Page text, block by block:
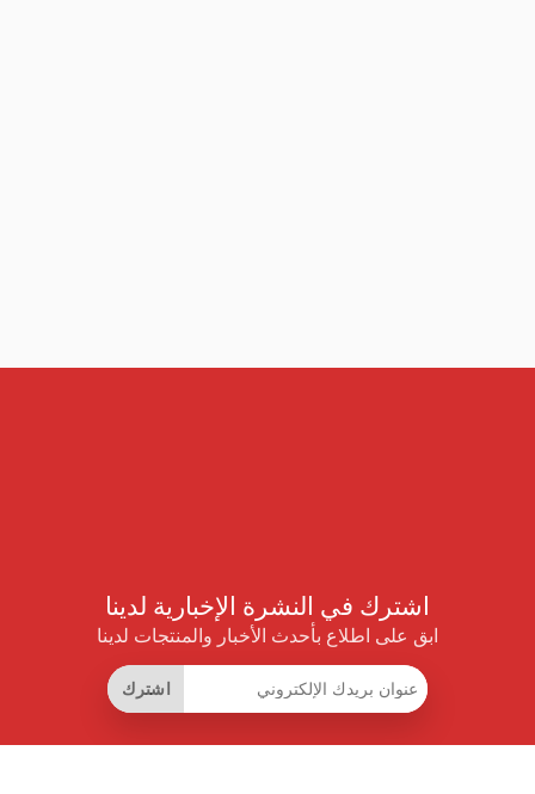
اشترك في النشرة الإخبارية لدينا
ابق على اطلاع بأحدث الأخبار والمنتجات لدينا
اشترك